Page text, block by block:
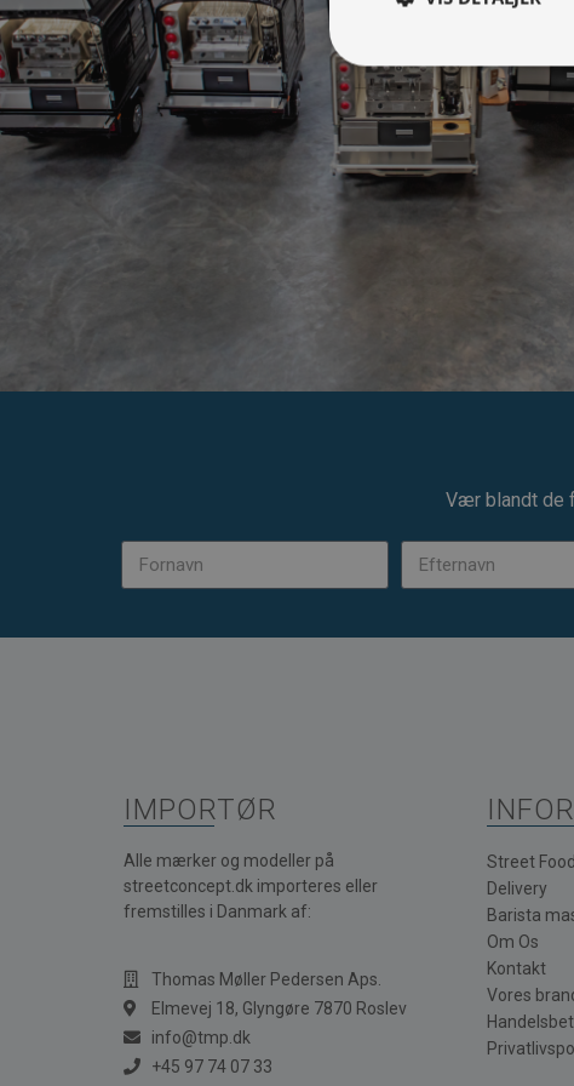
Vær blandt de
IMPORTØR
Alle mærker og modeller på
streetconcept.dk importeres eller
fremstilles i Danmark af:
Thomas Møller Pedersen Aps.
Elmevej 18, Glyngøre 7870 Roslev
info@tmp.dk
+45 97 74 07 33
Street Food
Delivery
Barista
Om Os
Kontakt
Vores